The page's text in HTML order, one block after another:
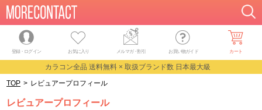
登録・ログイン お気に入り メルマガ・割引 お買い物ガイド カート
カラコン全品 送料無料 × 取扱ブランド数 日本最大級
TOP > レビュアープロフィール
レビュアープロフィール